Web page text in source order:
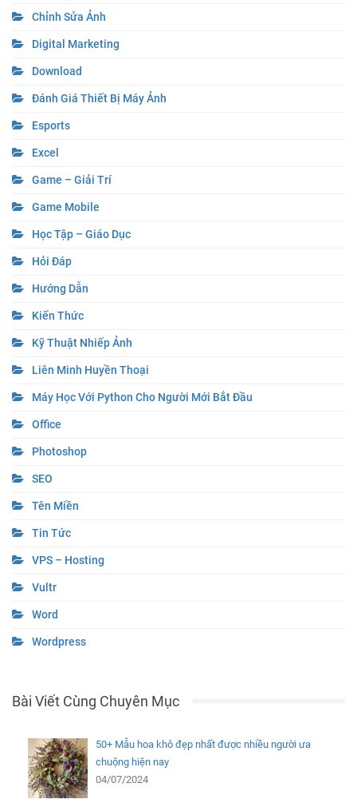
Chỉnh Sửa Ảnh
Digital Marketing
Download
Đánh Giá Thiết Bị Máy Ảnh
Esports
Excel
Game – Giải Trí
Game Mobile
Học Tập – Giáo Dục
Hỏi Đáp
Hướng Dẫn
Kiến Thức
Kỹ Thuật Nhiếp Ảnh
Liên Minh Huyền Thoại
Máy Học Với Python Cho Người Mới Bắt Đầu
Office
Photoshop
SEO
Tên Miền
Tin Tức
VPS – Hosting
Vultr
Word
Wordpress
Bài Viết Cùng Chuyên Mục
50+ Mẫu hoa khô đẹp nhất được nhiều người ưa
chuộng hiện nay
04/07/2024